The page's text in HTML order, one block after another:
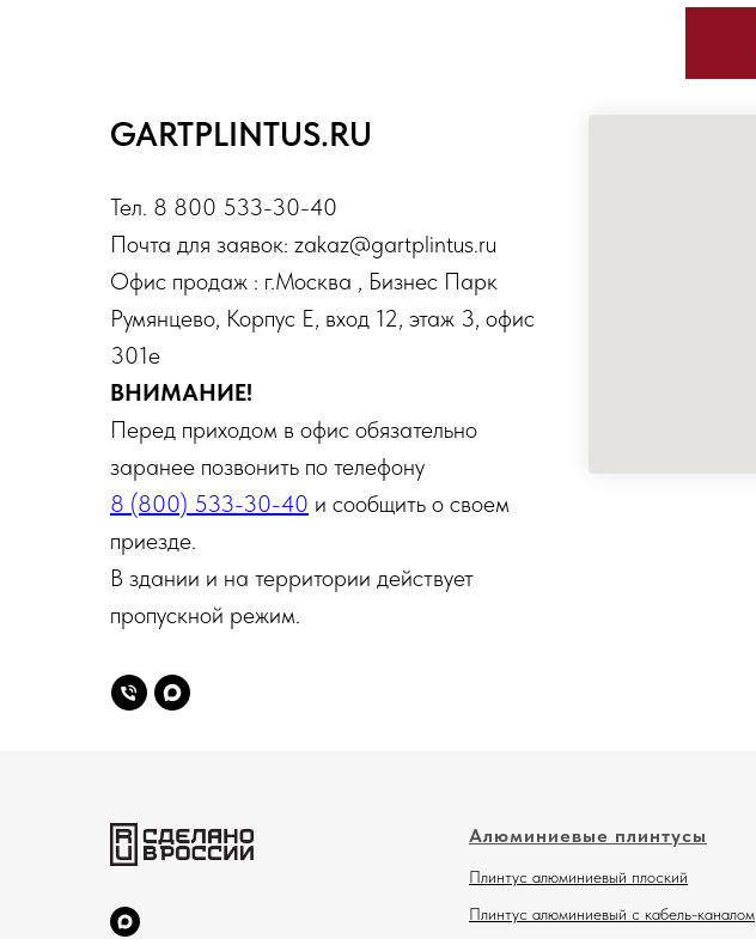
GARTPLINTUS.RU
Тел. 8 800 533-30-40
Почта для заявок: zakaz@gartplintus.ru
Офис продаж : г.Москва , Бизнес Парк
Румянцево, Корпус Е, вход 12, этаж 3, офис
301е
ВНИМАНИЕ!
Перед приходом в офис обязательно
заранее позвонить по телефону
8 (800) 533-30-40 и сообщить о своем
приезде.
В здании и на территории действует
пропускной режим.
Алюминиевые плинтусы
Плинтус алюминиевый плоский
Плинтус алюминиевый с кабель-каналом